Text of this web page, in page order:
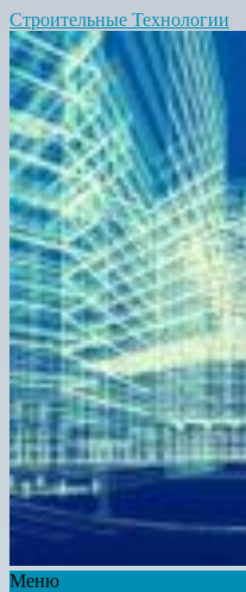
Строительные Технологии
Меню